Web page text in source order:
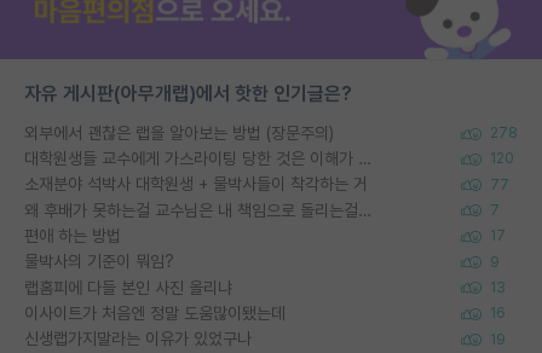
자유 게시판(아무개랩)에서 핫한 인기글은?
외부에서 괜찮은 랩을 알아보는 방법 (장문주의) 278
대학원생들 교수에게 가스라이팅 당한 것은 이해가 갑니다. 안타깝네요. 120
소재분야 석박사 대학원생 + 물박사들이 착각하는 거 77
왜 후배가 못하는걸 교수님은 내 책임으로 돌리는걸까요? 7
편애 하는 방법 17
물박사의 기준이 뭐임? 9
랩홈피에 다들 본인 사진 올리냐 13
이사이트가 처음엔 정말 도움많이됐는데 16
신생랩가지말라는 이유가 있었구나 19